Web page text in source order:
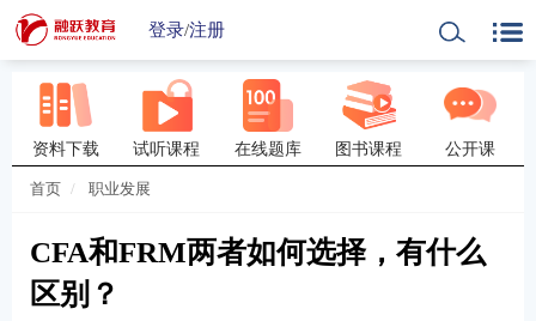
登录/注册
资料下载 试听课程 在线题库 图书课程 公开课
首页 职业发展
CFA和FRM两者如何选择，有什么
区别？